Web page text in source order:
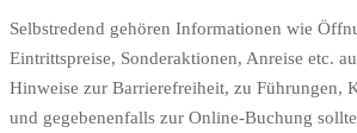
Selbstredend gehören Informationen wie
Eintrittspreise, Sonderaktionen, Anreise etc.
Hinweise zur Barrierefreiheit, zu Führungen,
und gegebenenfalls zur Online-Buchung